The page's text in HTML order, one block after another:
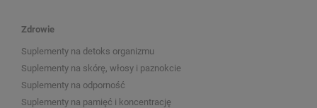
Zdrowie
Suplementy na detoks organizmu
Suplementy na skórę, włosy i paznokcie
Suplementy na odporność
Suplementy na pamięć i koncentrację